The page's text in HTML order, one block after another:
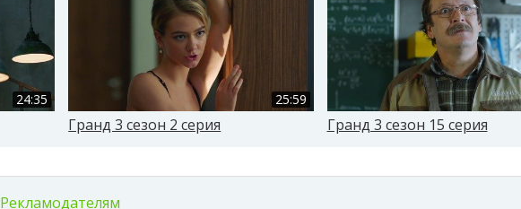
24:35 25:59
Гранд 3 сезон 2 серия Гранд 3 сезон 15 серия
Рекламодателям